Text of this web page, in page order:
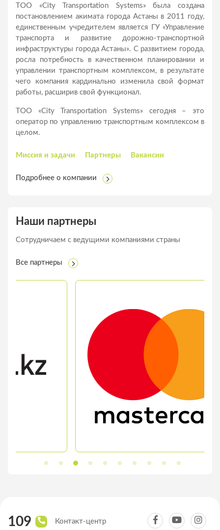
ТОО «City Transportation Systems» была создана
постановлением акимата города Астаны в 2011 году,
единственным учредителем является ГУ «Управление
транспорта и развитие дорожно-транспортной
инфраструктуры города Астаны». С развитием города,
росла потребность в качественном планировании и
управлении транспортным комплексом, в результате
чего компания кардинально изменила свой формат
работы, расширив свой функционал.
ТОО «City Transportation Systems» сегодня – это
оператор по управлению транспортным комплексом в
целом.
Миссия и задачи Партнеры Вакансии
Подробнее о компании
Наши партнеры
Сотрудничаем с ведущими компаниями страны
Все партнеры
109 Контакт-центр